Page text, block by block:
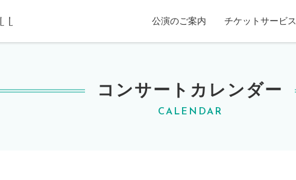
公演のご案内 チケットサービス
コンサートカレンダー
CALENDAR